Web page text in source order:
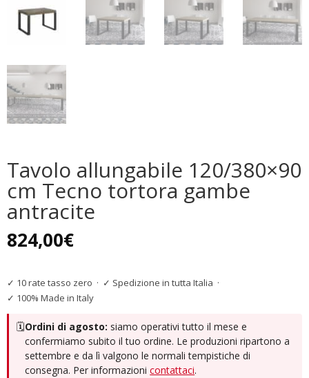
Tavolo allungabile 120/380×90
cm Tecno tortora gambe
antracite
824,00€
✓ 10 rate tasso zero · ✓ Spedizione in tutta Italia ·
✓ 100% Made in Italy
🗓️Ordini di agosto: siamo operativi tutto il mese e
confermiamo subito il tuo ordine. Le produzioni ripartono a
settembre e da lì valgono le normali tempistiche di
consegna. Per informazionicontattaci.